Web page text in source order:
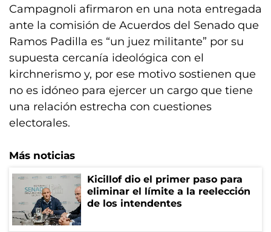
Campagnoli afirmaron en una nota entregada
ante la comisión de Acuerdos del Senado que
Ramos Padilla es “un juez militante” por su
supuesta cercanía ideológica con el
kirchnerismo y, por ese motivo sostienen que
no es idóneo para ejercer un cargo que tiene
una relación estrecha con cuestiones
electorales.
Más noticias
Kicillof dio el primer paso para
eliminar el límite a la reelección
de los intendentes